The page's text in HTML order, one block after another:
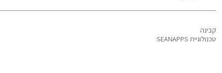
קבינה
טכנולוגיית SEANAPPS